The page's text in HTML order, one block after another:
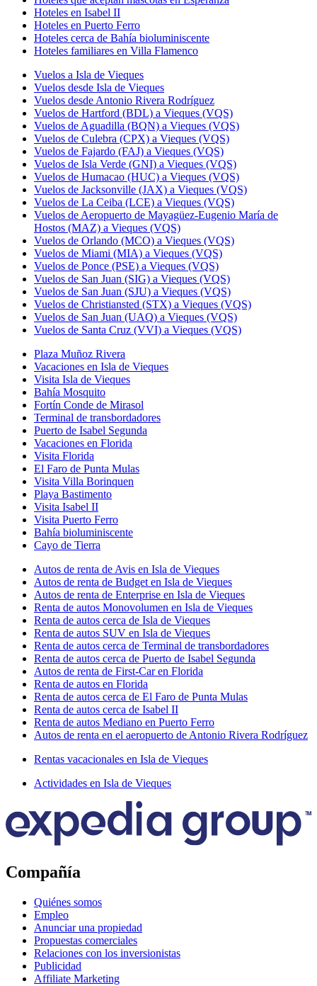
Hoteles en Isabel II
Hoteles en Puerto Ferro
Hoteles cerca de Bahía bioluminiscente
Hoteles familiares en Villa Flamenco
Vuelos a Isla de Vieques
Vuelos desde Isla de Vieques
Vuelos desde Antonio Rivera Rodríguez
Vuelos de Hartford (BDL) a Vieques (VQS)
Vuelos de Aguadilla (BQN) a Vieques (VQS)
Vuelos de Culebra (CPX) a Vieques (VQS)
Vuelos de Fajardo (FAJ) a Vieques (VQS)
Vuelos de Isla Verde (GNI) a Vieques (VQS)
Vuelos de Humacao (HUC) a Vieques (VQS)
Vuelos de Jacksonville (JAX) a Vieques (VQS)
Vuelos de La Ceiba (LCE) a Vieques (VQS)
Vuelos de Aeropuerto de Mayagüez-Eugenio María de
Hostos (MAZ) a Vieques (VQS)
Vuelos de Orlando (MCO) a Vieques (VQS)
Vuelos de Miami (MIA) a Vieques (VQS)
Vuelos de Ponce (PSE) a Vieques (VQS)
Vuelos de San Juan (SIG) a Vieques (VQS)
Vuelos de San Juan (SJU) a Vieques (VQS)
Vuelos de Christiansted (STX) a Vieques (VQS)
Vuelos de San Juan (UAQ) a Vieques (VQS)
Vuelos de Santa Cruz (VVI) a Vieques (VQS)
Plaza Muñoz Rivera
Vacaciones en Isla de Vieques
Visita Isla de Vieques
Bahía Mosquito
Fortín Conde de Mirasol
Terminal de transbordadores
Puerto de Isabel Segunda
Vacaciones en Florida
Visita Florida
El Faro de Punta Mulas
Visita Villa Borinquen
Playa Bastimento
Visita Isabel II
Visita Puerto Ferro
Bahía bioluminiscente
Cayo de Tierra
Autos de renta de Avis en Isla de Vieques
Autos de renta de Budget en Isla de Vieques
Autos de renta de Enterprise en Isla de Vieques
Renta de autos Monovolumen en Isla de Vieques
Renta de autos cerca de Isla de Vieques
Renta de autos SUV en Isla de Vieques
Renta de autos cerca de Terminal de transbordadores
Renta de autos cerca de Puerto de Isabel Segunda
Autos de renta de First-Car en Florida
Renta de autos en Florida
Renta de autos cerca de El Faro de Punta Mulas
Renta de autos cerca de Isabel II
Renta de autos Mediano en Puerto Ferro
Autos de renta en el aeropuerto de Antonio Rivera Rodríguez
Rentas vacacionales en Isla de Vieques
Actividades en Isla de Vieques
Compañía
Quiénes somos
Empleo
Anunciar una propiedad
Propuestas comerciales
Relaciones con los inversionistas
Publicidad
Affiliate Marketing